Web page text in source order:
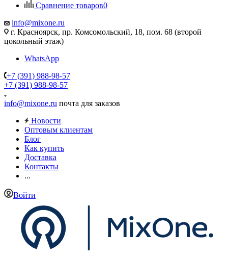
Сравнение товаров0
info@mixone.ru
г. Красноярск, пр. Комсомольский, 18, пом. 68 (второй
цокольный этаж)
WhatsApp
+7 (391) 988-98-57
+7 (391) 988-98-57
info@mixone.ru почта для заказов
Новости
Оптовым клиентам
Блог
Как купить
Доставка
Контакты
...
Войти